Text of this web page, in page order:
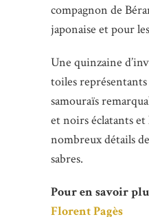
compagnon de
japonaise et pour
Une quinzaine
toiles
samouraïs
et noirs éclatants et
nombreux détails
sabres.
Pour en savoir
Florent Pagès